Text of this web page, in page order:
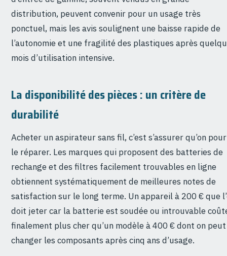
distribution, peuvent convenir pour un usage très
ponctuel, mais les avis soulignent une baisse rapide de
l’autonomie et une fragilité des plastiques après
mois d’utilisation intensive.
La disponibilité des pièces : un critère de
durabilité
Acheter un aspirateur sans fil, c’est s’assurer qu’on
le réparer. Les marques qui proposent des batteries de
rechange et des filtres facilement trouvables en ligne
obtiennent systématiquement de meilleures notes de
satisfaction sur le long terme. Un appareil à 200 € que
doit jeter car la batterie est soudée ou introuvable
finalement plus cher qu’un modèle à 400 € dont on peut
changer les composants après cinq ans d’usage.